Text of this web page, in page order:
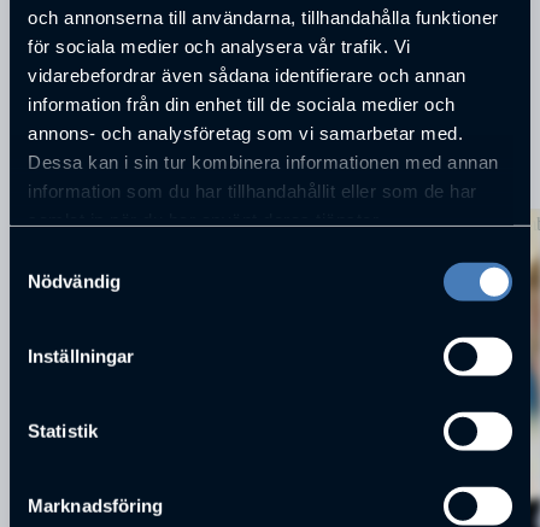
och annonserna till användarna, tillhandahålla funktioner
för sociala medier och analysera vår trafik. Vi
vidarebefordrar även sådana identifierare och annan
information från din enhet till de sociala medier och
annons- och analysföretag som vi samarbetar med.
Dessa kan i sin tur kombinera informationen med annan
information som du har tillhandahållit eller som de har
Nödvändig
Inställningar
Statistik
Marknadsföring
KOMMANDE FÖRELÄSNINGAR